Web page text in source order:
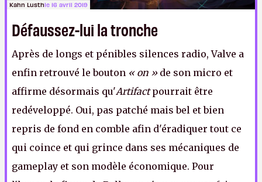
Kahn Lusthle 16 avril 2019
Défaussez-lui la tronche
Après de longs et pénibles silences radio, Valve a
enfin retrouvé le bouton « on »de son micro et
affirme désormais qu'Artifactpourrait être
redéveloppé. Oui, pas patché mais bel et bien
repris de fond en comble afin d'éradiquer tout ce
qui coince et qui grince dans ses mécaniques de
gameplay et son modèle économique. Pour